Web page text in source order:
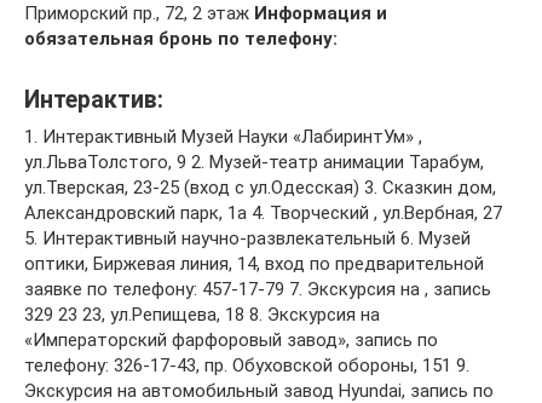
Приморский пр., 72, 2 этаж Информация и
обязательная бронь по телефону:
Интерактив:
1. Интерактивный Музей Науки «ЛабиринтУм» ,
ул.ЛьваТолстого, 9 2. Музей-театр анимации Тарабум,
ул.Тверская, 23-25 (вход с ул.Одесская) 3. Сказкин дом,
Александровский парк, 1а 4. Творческий , ул.Вербная, 27
5. Интерактивный научно-развлекательный 6. Музей
оптики, Биржевая линия, 14, вход по предварительной
заявке по телефону: 457-17-79 7. Экскурсия на , запись
329 23 23, ул.Репищева, 18 8. Экскурсия на
«Императорский фарфоровый завод», запись по
телефону: 326-17-43, пр. Обуховской обороны, 151 9.
Экскурсия на автомобильный завод Hyundai, запись по